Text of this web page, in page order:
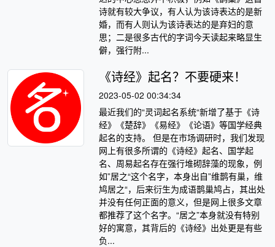
诗就有较大争议，有人认为该诗表达的是新
婚，而有人则认为该诗表达的是弃妇的意
思；二是很多古代的字词今天读起来略显生
僻，强行附...
《诗经》起名？不要硬来！
2023-05-02 00:34:34
最近我们的“灵词起名系统“新增了基于《诗
经》《楚辞》《易经》《论语》等国学经典
起名的支持。 但是在市场调研时，我们发现
网上有很多所谓的《诗经》起名、国学起
名、周易起名存在强行堆砌辞藻的现象，例
如”居之“这个名字，本身出自”维鹊有巢，维
鸠居之“，后来衍生为成语鹊巢鸠占，其出处
并没有任何正面的意义，但是网上很多文章
都推荐了这个名字。“居之”本身就没有特别
好的寓意，其背后的《诗经》出处更是有些
负...